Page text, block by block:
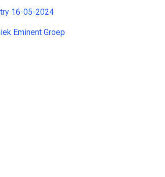
16-05-2024
Eminent Groep